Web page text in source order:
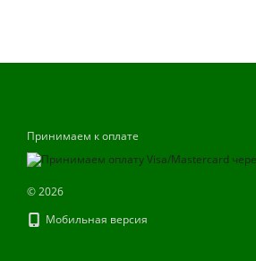
Принимаем к оплате
© 2026
Мобильная версия